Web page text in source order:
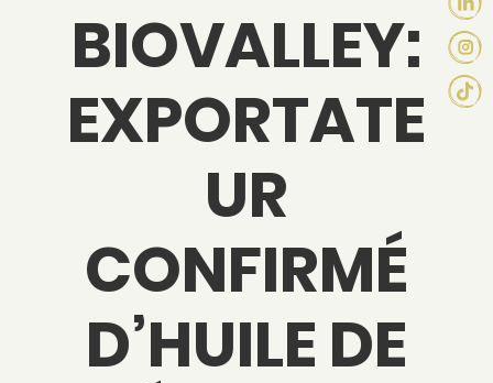
BIOVALLEY:
EXPORTATE
UR
CONFIRMÉ
D’HUILE DE